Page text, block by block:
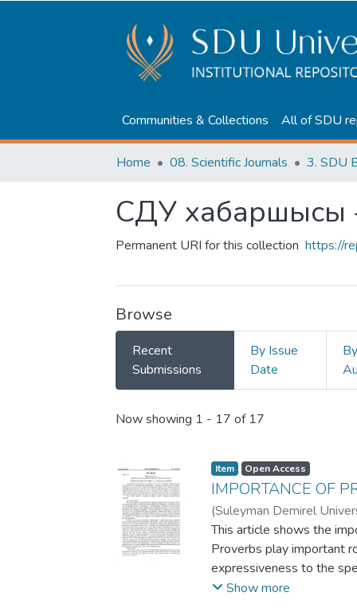
Communities & Collections All of SDU
Home 08. Scientific Journals 3. SDU
СДУ хабаршысы
Permanent URI for this collection https://
Browse
Recent
Submissions
By Issue
Date
By
Recent Submissions
Now showing 1 - 17 of 17
Item Open Access
IMPORTANCE OF
(Suleyman Demirel
This article shows the
Proverbs play important
expressiveness to the
in using proverbs during
Show more